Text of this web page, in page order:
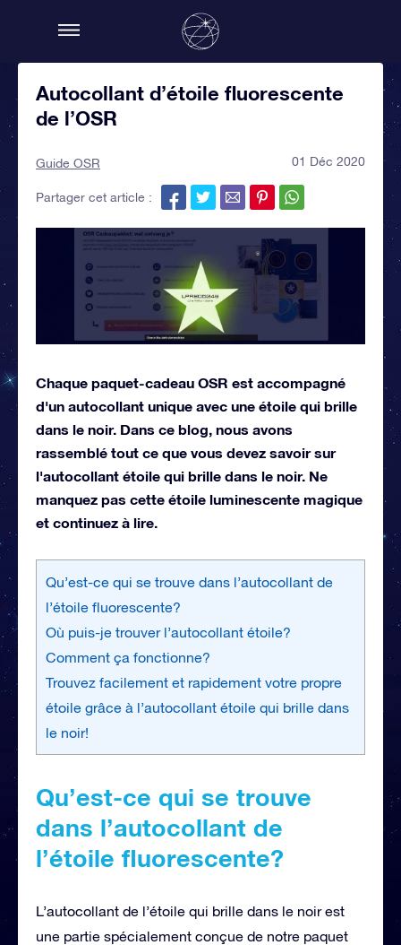
Autocollant d’étoile fluorescente
de l’OSR
Guide OSR 01 Déc 2020
Partager cet article :
Chaque paquet-cadeau OSR est accompagné
d'un autocollant unique avec une étoile qui brille
dans le noir. Dans ce blog, nous avons
rassemblé tout ce que vous devez savoir sur
l'autocollant étoile qui brille dans le noir. Ne
manquez pas cette étoile luminescente magique
et continuez à lire.
Qu’est-ce qui se trouve dans l’autocollant de
l’étoile fluorescente?
Où puis-je trouver l’autocollant étoile?
Comment ça fonctionne?
Trouvez facilement et rapidement votre propre
étoile grâce à l’autocollant étoile qui brille dans
le noir!
Qu’est-ce qui se trouve
dans l’autocollant de
l’étoile fluorescente?
L’autocollant de l’étoile qui brille dans le noir est
une partie spécialement conçue de notre paquet